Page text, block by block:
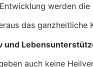
werden
das ganzheitliche
und
auch keine